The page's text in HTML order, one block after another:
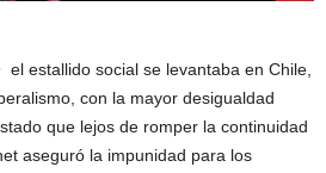
estallido social se levantaba en Chile,
con la mayor desigualdad
que lejos de romper la continuidad
aseguró la impunidad para los